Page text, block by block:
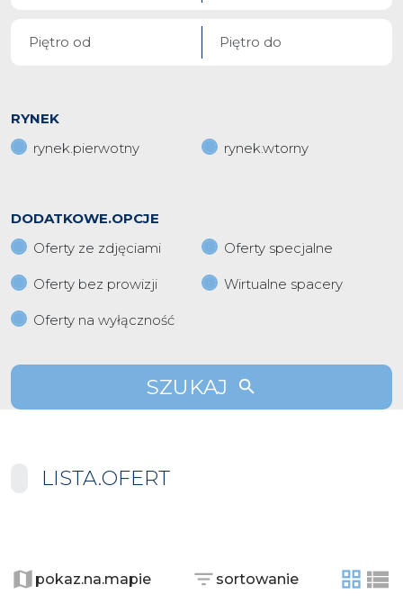
RYNEK
rynek.pierwotny
rynek.wtorny
DODATKOWE.OPCJE
Oferty ze zdjęciami
Oferty specjalne
Oferty bez prowizji Wirtualne spacery
Oferty na wyłączność
SZUKAJ
LISTA.OFERT
−pokaz.na.mapie sortowanie
tabela